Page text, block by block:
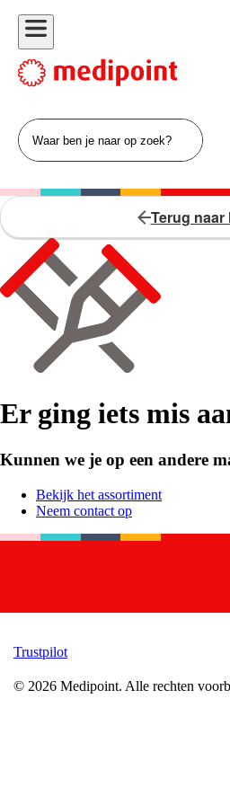
Terug naar
Er ging iets mis
Kunnen we je op een andere
Bekijk het assortiment
Neem contact op
Trustpilot
© 2026 Medipoint. Alle rechten